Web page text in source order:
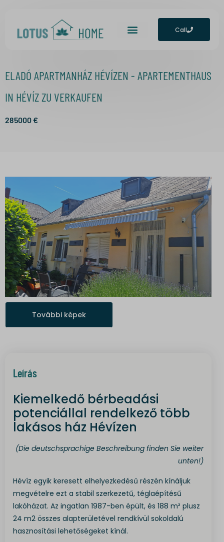
Call
ELADÓ APARTMANHÁZ HÉVÍZEN - APARTEMENTHAUS
IN HÉVÍZ ZU VERKAUFEN
285000 €
További képek
Leírás
Kiemelkedő bérbeadási
potenciállal rendelkező több
lakásos ház Hévízen
(Die deutschsprachige Beschreibung finden Sie weiter
unten!)
Hévíz egyik keresett elhelyezkedésű részén kínáljuk
megvételre ezt a stabil szerkezetű, téglaépítésű
lakóházat. Az ingatlan 1987-ben épült, és 188 m² plusz
24 m2 összes alapterületével rendkívül sokoldalú
hasznosítási lehetőségeket kínál.